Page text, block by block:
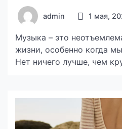
admin 1 мая,
Музыка – это
жизни, особенно когда
Нет ничего лучше, чем
поговорим о том, как
твитеры (ВЧ динамики)
https://splaudio.com.ua/